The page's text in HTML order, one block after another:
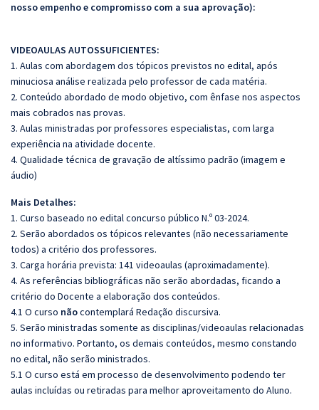
nosso empenho e compromisso com a sua aprovação):
VIDEOAULAS AUTOSSUFICIENTES:
1. Aulas com abordagem dos tópicos previstos no edital, após
minuciosa análise realizada pelo professor de cada matéria.
2. Conteúdo abordado de modo objetivo, com ênfase nos aspectos
mais cobrados nas provas.
3. Aulas ministradas por professores especialistas, com larga
experiência na atividade docente.
4. Qualidade técnica de gravação de altíssimo padrão (imagem e
áudio)
Mais Detalhes:
1. Curso baseado no edital concurso público N.º 03-2024.
2. Serão abordados os tópicos relevantes (não necessariamente
todos) a critério dos professores.
3. Carga horária prevista: 141 videoaulas (aproximadamente).
4. As referências bibliográficas não serão abordadas, ficando a
critério do Docente a elaboração dos conteúdos.
4.1 O curso nãocontemplará Redação discursiva.
5. Serão ministradas somente as disciplinas/videoaulas relacionadas
no informativo. Portanto, os demais conteúdos, mesmo constando
no edital, não serão ministrados.
5.1 O curso está em processo de desenvolvimento podendo ter
aulas incluídas ou retiradas para melhor aproveitamento do Aluno.